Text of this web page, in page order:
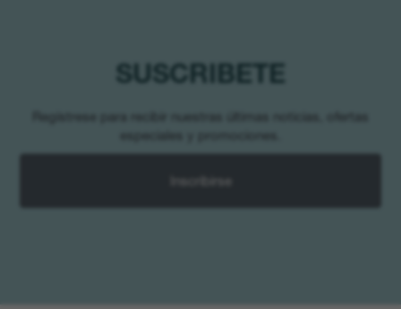
SUSCRIBETE
Inscribirse